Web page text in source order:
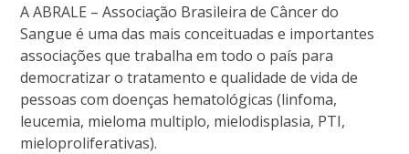
A ABRALE – Associação Brasileira de Câncer do
Sangue é uma das mais conceituadas e importantes
associações que trabalha em todo o país para
democratizar o tratamento e qualidade de vida de
pessoas com doenças hematológicas (linfoma,
leucemia, mieloma multiplo, mielodisplasia, PTI,
mieloproliferativas).